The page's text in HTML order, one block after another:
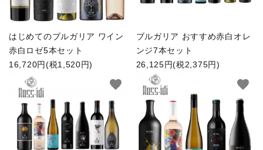
はじめてのブルガリア ワイン
赤白ロゼ5本セット
16,720円(税1,520円)
ブルガリア おすすめ赤白オレ
ンジ7本セット
26,125円(税2,375円)
favorite favorite